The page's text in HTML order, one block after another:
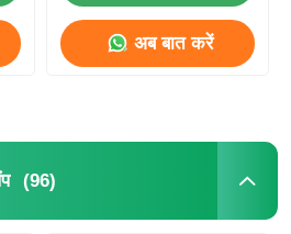
अब बात करें
(96)